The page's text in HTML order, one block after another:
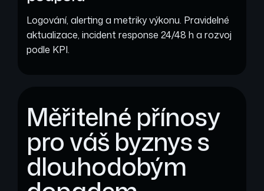
Logování, alerting a metriky výkonu. Pravidelné
aktualizace, incident response 24/48 h a rozvoj
podle KPI.
Měřitelné přínosy
pro váš byznys s
dlouhodobým